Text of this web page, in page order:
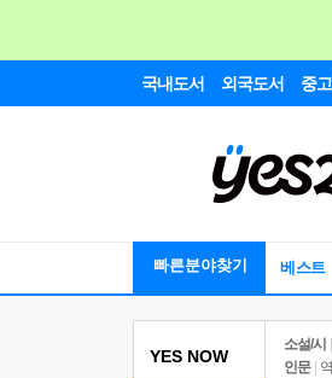
국내도서 외국도서 중
빠른분야찾기 베스트
YES NOW
소설/시
인문